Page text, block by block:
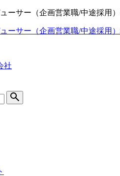
ーサー（企画営業職/中途採用
ーサー（企画営業職/中途採用）